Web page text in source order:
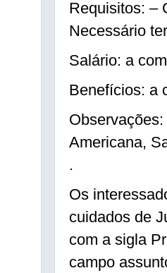
Requisitos: –
Necessário
Salário: a
Benefícios: a
Americana,
.
Os
cuidados de
com a sigla
campo